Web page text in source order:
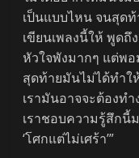
เป็นแบบไหน จนสุดท้
เขียนเพลงนี้ให้ พูด
หัวใจพังมากๆ แต่พ
สุดท้ายมันไม่ได้ทำใ
เรามันอาจจะต้องท
เราชอบความรู้สึกนี้
‘โศกแต่ไม่เศร้า’”